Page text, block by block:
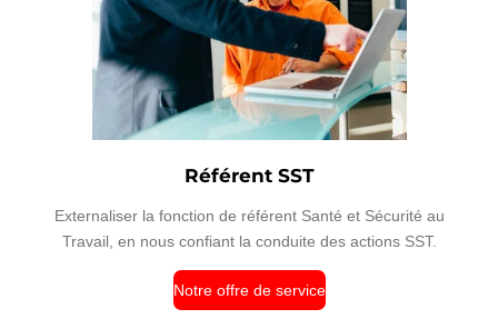
Référent SST
Externaliser la fonction de référent Santé et Sécurité au
Travail, en nous confiant la conduite des actions SST.
Notre offre de service